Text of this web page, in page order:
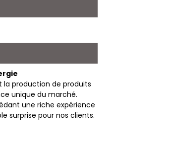
la production de produits
unique du marché.
une riche expérience
surprise pour nos clients.